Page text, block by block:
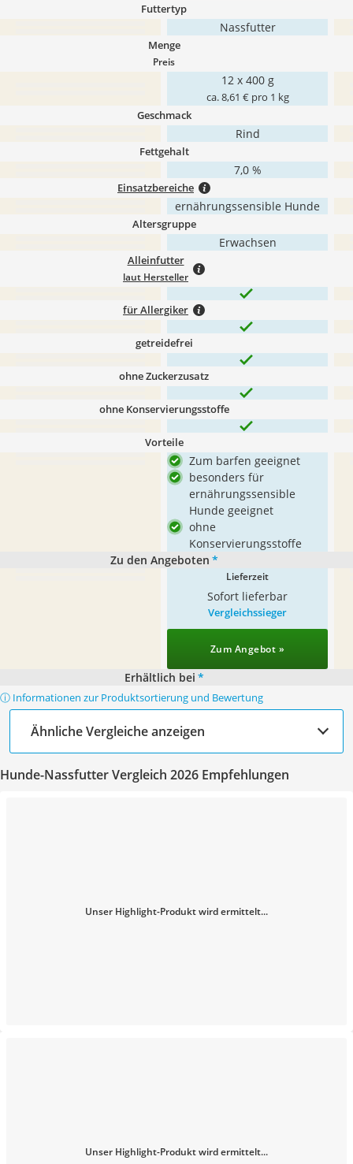
Futtertyp
Nassfutter
Menge
Preis
12 x 400 g
ca. 8,61 € pro 1 kg
Geschmack
Rind
Fettgehalt
7,0 %
Einsatzbereiche
ernährungssensible Hunde
Altersgruppe
Erwachsen
Alleinfutter
laut Hersteller
für Allergiker
getreidefrei
ohne Zuckerzusatz
ohne Konservierungsstoffe
Vorteile
Zum barfen geeignet
besonders für
ernährungssensible
Hunde geeignet
ohne
Konservierungsstoffe
Zu den Angeboten *
Lieferzeit
Sofort lieferbar
Vergleichssieger
Zum Angebot »
Erhältlich bei *
ⓘ Informationen zur Produktsortierung und Bewertung
Ähnliche Vergleiche anzeigen
Hunde-Nassfutter Vergleich 2026 Empfehlungen
Unser Highlight-Produkt wird ermittelt...
Unser Highlight-Produkt wird ermittelt...